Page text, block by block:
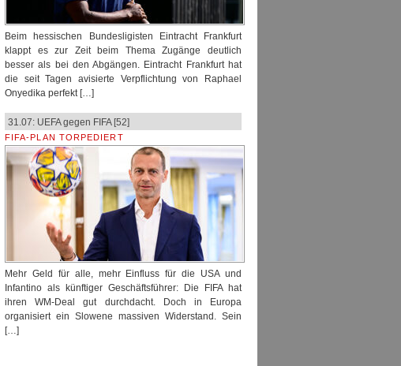
Beim hessischen Bundesligisten Eintracht Frankfurt
klappt es zur Zeit beim Thema Zugänge deutlich
besser als bei den Abgängen. Eintracht Frankfurt hat
die seit Tagen avisierte Verpflichtung von Raphael
Onyedika perfekt […]
31.07: UEFA gegen FIFA [52]
FIFA-PLAN TORPEDIERT
Mehr Geld für alle, mehr Einfluss für die USA und
Infantino als künftiger Geschäftsführer: Die FIFA hat
ihren WM-Deal gut durchdacht. Doch in Europa
organisiert ein Slowene massiven Widerstand. Sein
[…]